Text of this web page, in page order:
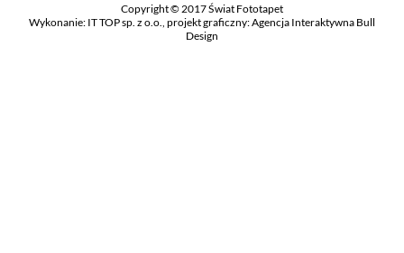
Copyright © 2017 Świat Fototapet
Wykonanie: IT TOP sp. z o.o. , projekt graficzny:Agencja Interaktywna Bull
Design